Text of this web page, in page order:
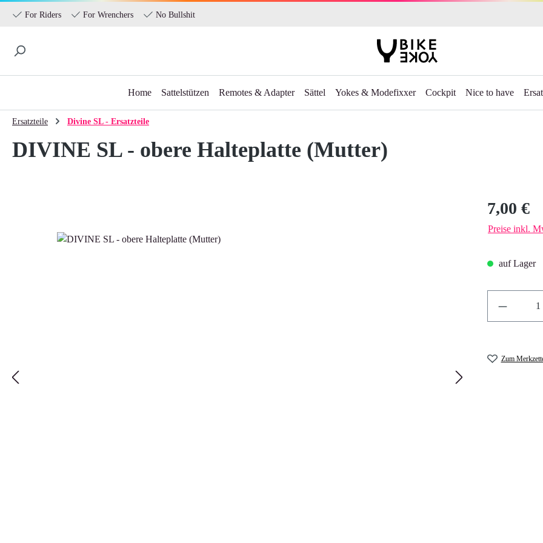
For Riders For Wrenchers No Bullshit
Home Sattelstützen Remotes & Adapter Sättel Yokes & Modefixxer Cockpit Nice to have
Ersatzteile Divine SL - Ersatzteile
DIVINE SL - obere Halteplatte (Mutter)
Regulärer Preis:
7,00 €
Preise inkl.
auf Lager
Zum